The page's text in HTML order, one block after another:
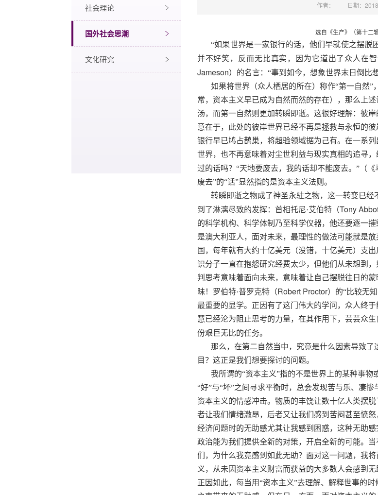
社会理论
国外社会思潮
文化研究
作者： 日期：
选自《生产》（第十二
“如果世界是一家银行的话， 他们早就使之摆脱
并不好笑，反而无比真实，因为它道出了众人在
Jameson）的名言：“事到如今，想象世界末日倒比
如果将世界（众人栖居的所在）称作“第一自然
常，资本主义早已成为自然而然的存在），那么上
汤，而第一自然则更加转瞬即逝。这很好理解：彼
意在于，此处的彼岸世界已经不再是拯救与永恒的
银行早已鸠占鹊巢，将超验领域据为己有。在一系
世界，也不再意味着对尘世利益与现实真相的追寻
过的话吗？“天地要废去，我的话却不能废去。”（《
废去”的“话”显然指的是资本主义法则。
转瞬即逝之物成了神圣永驻之物，这一转变已经
到了淋漓尽致的发挥：首相托尼·艾伯特（Tony
的科学机构、科学体制乃至科学仪器，他还要逐一
是澳大利亚人，面对未来，最理性的做法可能就是
国，每年就有大约十亿美元（没错，十亿美元）支
识分子一直在抱怨研究经费太少，但他们从未想到
判思考意味着面向未来，意味着让自己摆脱往日的
昧！罗伯特·普罗克特（Robert Proctor）的“比较无
最重要的显学。正因有了这门伟大的学问，众人终
慧已经沦为阻止思考的力量，在其作用下，芸芸众
份艰巨无比的任务。
那么，在第二自然当中，究竟是什么因素导致
目？这正是我们想要探讨的问题。
我所谓的“资本主义”指的不是世界上的某种事物
“好”与“坏”之间寻求平衡时，总会发现苦与乐、 凄惨
资本主义的情感冲击。物质的丰饶让数十亿人类摆
者让我们情绪激昂，后者又让我们感到苦闷甚至愤
经济问题时的无助感尤其让我感到困惑，这种无助
政治能为我们提供全新的对策，开启全新的可能。
们，为什么我竟感到如此无助？面对这一问题，我
义，从未因资本主义财富而获益的大多数人会感到无
正因如此，每当用“资本主义”去理解、解释世事的